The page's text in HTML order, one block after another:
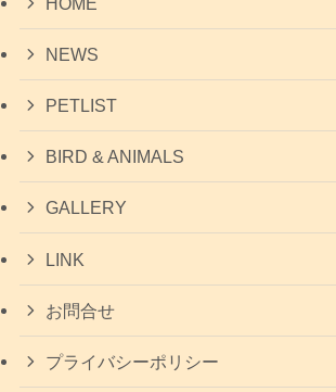
NEWS
PETLIST
BIRD & ANIMALS
GALLERY
LINK
お問合せ
プライバシーポリシー